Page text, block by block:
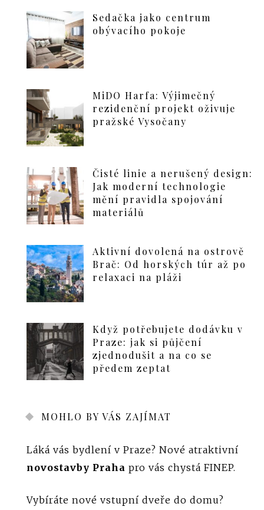
Sedačka jako centrum
obývacího pokoje
MiDO Harfa: Výjimečný
rezidenční projekt oživuje
pražské Vysočany
Čisté linie a nerušený design:
Jak moderní technologie
mění pravidla spojování
materiálů
Aktivní dovolená na ostrově
Brač: Od horských túr až po
relaxaci na pláži
Když potřebujete dodávku v
Praze: jak si půjčení
zjednodušit a na co se
předem zeptat
MOHLO BY VÁS ZAJÍMAT
Láká vás bydlení v Praze? Nové atraktivní
novostavby Praha pro vás chystá FINEP.
Vybíráte nové vstupní dveře do domu?